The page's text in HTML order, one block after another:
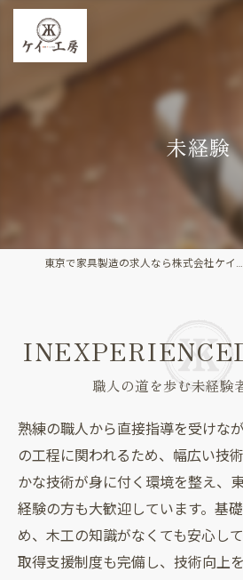
未経験
東京で家具製造の求人なら株式会社ケイ工房
職人の道を歩む未経験
熟練の職人から直接指導を受けな
の工程に関われるため、幅広い技
かな技術が身に付く環境を整え、
経験の方も大歓迎しています。基
め、木工の知識がなくても安心し
取得支援制度も完備し、技術向上